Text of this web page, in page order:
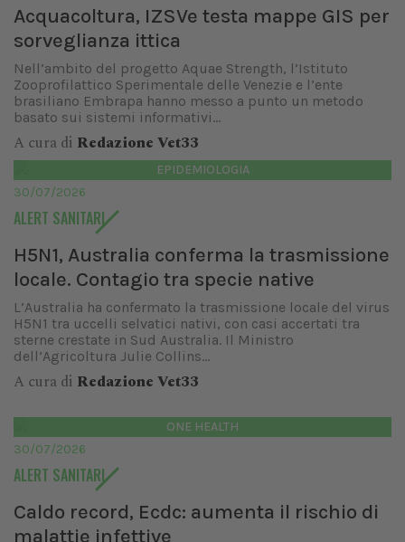
Acquacoltura, IZSVe testa mappe GIS per
sorveglianza ittica
Nell’ambito del progetto Aquae Strength, l’Istituto
Zooprofilattico Sperimentale delle Venezie e l’ente
brasiliano Embrapa hanno messo a punto un metodo
basato sui sistemi informativi...
A cura di Redazione Vet33
EPIDEMIOLOGIA
30/07/2026
ALERT SANITARI
H5N1, Australia conferma la trasmissione
locale. Contagio tra specie native
L’Australia ha confermato la trasmissione locale del virus
H5N1 tra uccelli selvatici nativi, con casi accertati tra
sterne crestate in Sud Australia. Il Ministro
dell’Agricoltura Julie Collins...
A cura di Redazione Vet33
ONE HEALTH
30/07/2026
ALERT SANITARI
Caldo record, Ecdc: aumenta il rischio di
malattie infettive